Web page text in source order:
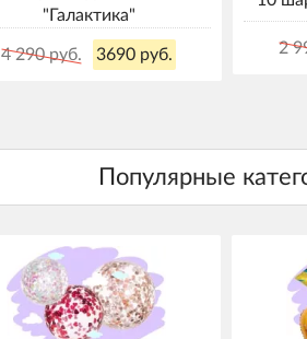
"Галактика"
4 290 руб. 3690 руб. 2